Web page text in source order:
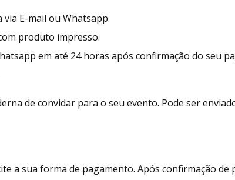
E-mail ou Whatsapp.
produto impresso.
em até 24 horas após confirmação do seu
de convidar para o seu evento. Pode ser
a sua forma de pagamento. Após confirmação